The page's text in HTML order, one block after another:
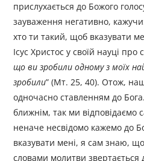
прислухається до Божого
зауваження негативно,
хто ти такий, щоб вказувати
Ісус Христос у своїй науці
що ви зробили одному з моїх
зробили” (Мт. 25, 40). Отож,
одночасно ставленням до
ближнім, так ми відповідаємо
неначе несвідомо кажемо до
вказувати мені, я сам знаю,
словами молитви звертається